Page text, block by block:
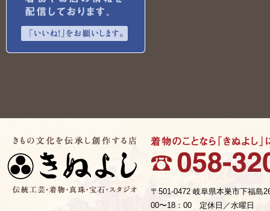
〒501-0472 岐阜県本巣市下福島
00〜18：00 定休日／水曜日